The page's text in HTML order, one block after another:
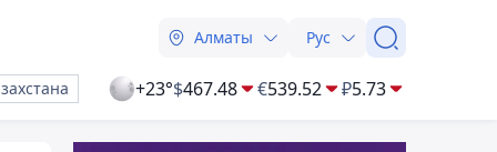
Алматы Рус
+23°$467.48 €539.52 ₽5.73